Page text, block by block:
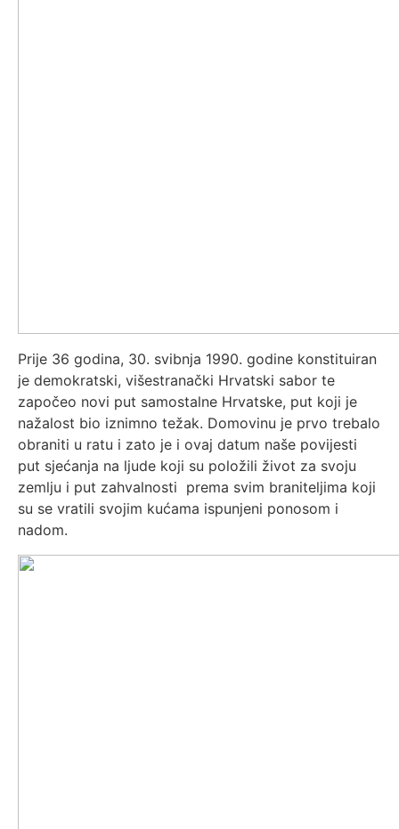
Prije 36 godina, 30. svibnja 1990. godine konstituiran
je demokratski, višestranački Hrvatski sabor te
započeo novi put samostalne Hrvatske, put koji je
nažalost bio iznimno težak. Domovinu je prvo trebalo
obraniti u ratu i zato je i ovaj datum naše povijesti
put sjećanja na ljude koji su položili život za svoju
zemlju i put zahvalnosti prema svim braniteljima koji
su se vratili svojim kućama ispunjeni ponosom i
nadom.